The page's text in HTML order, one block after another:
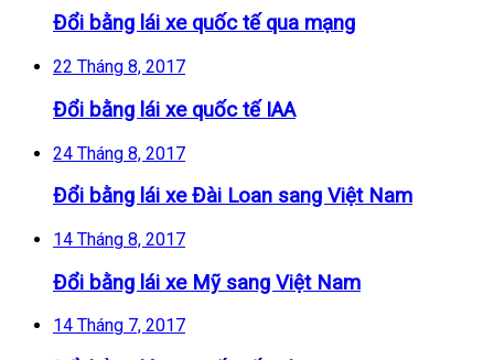
Đổi bằng lái xe quốc tế qua mạng
22 Tháng 8, 2017
Đổi bằng lái xe quốc tế IAA
24 Tháng 8, 2017
Đổi bằng lái xe Đài Loan sang Việt Nam
14 Tháng 8, 2017
Đổi bằng lái xe Mỹ sang Việt Nam
14 Tháng 7, 2017